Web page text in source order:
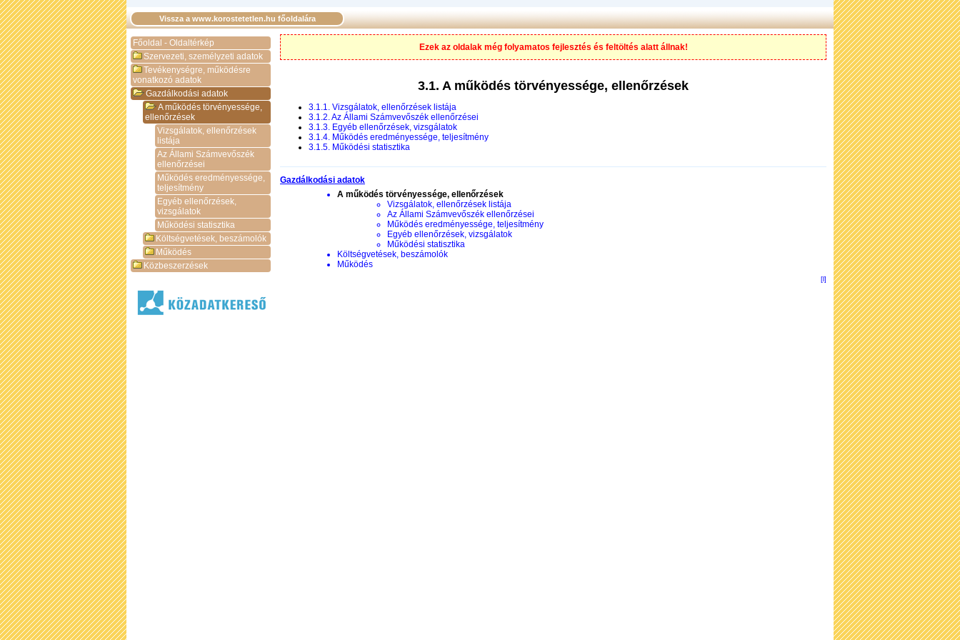
Vissza a www.korostetetlen.hu főoldalára
Főoldal - Oldaltérkép
Szervezeti, személyzeti adatok
Tevékenységre, működésre
vonatkozó adatok
Gazdálkodási adatok
A működés törvényessége,
ellenőrzések
Vizsgálatok, ellenőrzések
listája
Az Állami Számvevőszék
ellenőrzései
Működés eredményessége,
teljesítmény
Egyéb ellenőrzések,
vizsgálatok
Működési statisztika
Költségvetések, beszámolók
Működés
Közbeszerzések
Ezek az oldalak még folyamatos fejlesztés és feltöltés alatt állnak!
3.1. A működés törvényessége, ellenőrzések
3.1.1. Vizsgálatok, ellenőrzések listája
3.1.2. Az Állami Számvevőszék ellenőrzései
3.1.3. Egyéb ellenőrzések, vizsgálatok
3.1.4. Működés eredményessége, teljesítmény
3.1.5. Működési statisztika
Gazdálkodási adatok
A működés törvényessége, ellenőrzések
Vizsgálatok, ellenőrzések listája
Az Állami Számvevőszék ellenőrzései
Működés eredményessége, teljesítmény
Egyéb ellenőrzések, vizsgálatok
Működési statisztika
Költségvetések, beszámolók
Működés
[l]